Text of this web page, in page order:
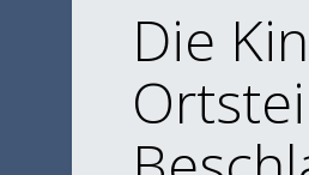
Die